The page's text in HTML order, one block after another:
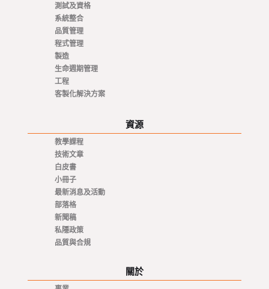
測試及資格
系統整合
品質管理
程式管理
製造
生命週期管理
工程
客製化解決方案
資源
教學課程
技術文章
白皮書
小冊子
最新消息及活動
部落格
新聞稿
私隱政策
品質與合規
關於